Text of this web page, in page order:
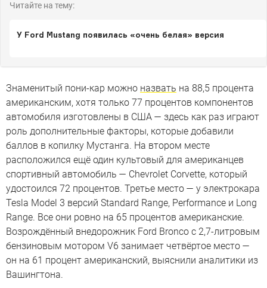
Читайте на тему:
У Ford Mustang появилась «очень белая» версия
Знаменитый пони-кар можно назвать на 88,5 процента
американским, хотя только 77 процентов компонентов
автомобиля изготовлены в США — здесь как раз играют
роль дополнительные факторы, которые добавили
баллов в копилку Мустанга. На втором месте
расположился ещё один культовый для американцев
спортивный автомобиль — Chevrolet Corvette, который
удостоился 72 процентов. Третье место — у электрокара
Tesla Model 3 версий Standard Range, Performance и Long
Range. Все они ровно на 65 процентов американские.
Возрождённый внедорожник Ford Bronco с 2,7-литровым
бензиновым мотором V6 занимает четвёртое место —
он на 61 процент американский, выяснили аналитики из
Вашингтона.